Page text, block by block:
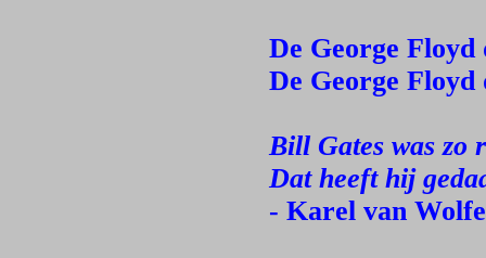
De George
De George Floyd
Bill Gates was zo
Dat heeft hij
- Karel van